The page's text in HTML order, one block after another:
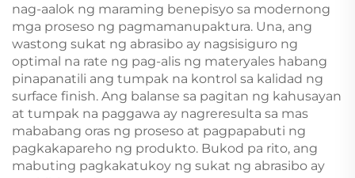
nag-aalok ng maraming benepisyo sa modernong
mga proseso ng pagmamanupaktura. Una, ang
wastong sukat ng abrasibo ay nagsisiguro ng
optimal na rate ng pag-alis ng materyales habang
pinapanatili ang tumpak na kontrol sa kalidad ng
surface finish. Ang balanse sa pagitan ng kahusayan
at tumpak na paggawa ay nagreresulta sa mas
mababang oras ng proseso at pagpapabuti ng
pagkakapareho ng produkto. Bukod pa rito, ang
mabuting pagkakatukoy ng sukat ng abrasibo ay